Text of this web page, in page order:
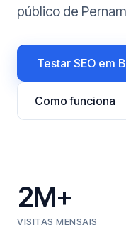
público de
Testar SEO em
Como funciona
2M+
VISITAS MENSAIS